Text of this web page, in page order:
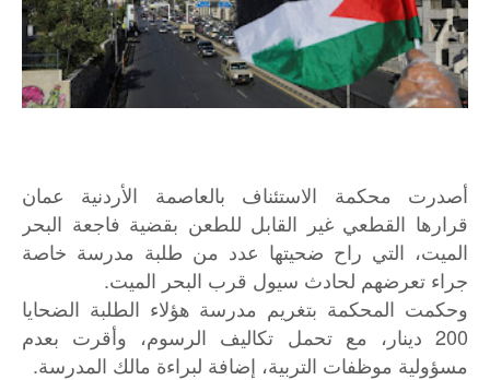
أصدرت محكمة الاستئناف بالعاصمة الأردنية عمان
قرارها القطعي غير القابل للطعن بقضية فاجعة البحر
الميت، التي راح ضحيتها عدد من طلبة مدرسة خاصة
جراء تعرضهم لحادث سيول قرب البحر الميت.
وحكمت المحكمة بتغريم مدرسة هؤلاء الطلبة الضحايا
200 دينار، مع تحمل تكاليف الرسوم، وأقرت بعدم
مسؤولية موظفات التربية، إضافة لبراءة مالك المدرسة.